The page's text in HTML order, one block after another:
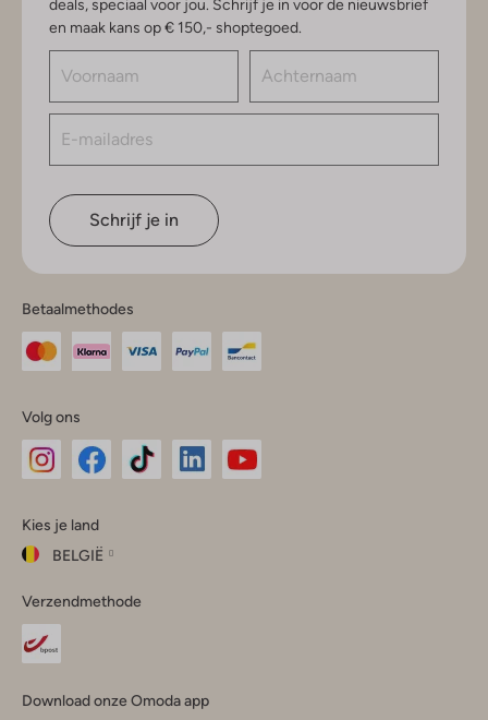
deals, speciaal voor jou. Schrijf je in voor de nieuwsbrief
en maak kans op € 150,- shoptegoed.
Schrijf je in
Betaalmethodes
Volg ons
InstagramFacebook
Kies je land
BELGIË
je
land
Verzendmethode
Download onze Omoda app